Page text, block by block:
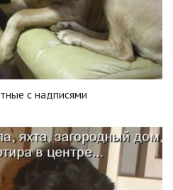
с надписями